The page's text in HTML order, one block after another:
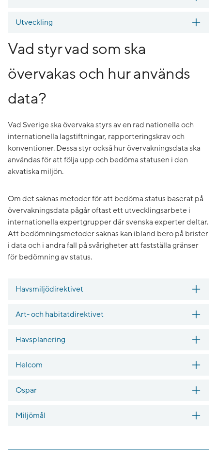
Utveckling
Vad styr vad som ska
övervakas och hur används
data?
Vad Sverige ska övervaka styrs av en rad nationella och
internationella lagstiftningar, rapporteringskrav och
konventioner. Dessa styr också hur övervakningsdata ska
användas för att följa upp och bedöma statusen i den
akvatiska miljön.
Om det saknas metoder för att bedöma status baserat på
övervakningsdata pågår oftast ett utvecklingsarbete i
internationella expertgrupper där svenska experter deltar.
Att bedömningsmetoder saknas kan ibland bero på brister
i data och i andra fall på svårigheter att fastställa gränser
för bedömning av status.
Havsmiljödirektivet
Art- och habitatdirektivet
Havsplanering
Helcom
Ospar
Miljömål